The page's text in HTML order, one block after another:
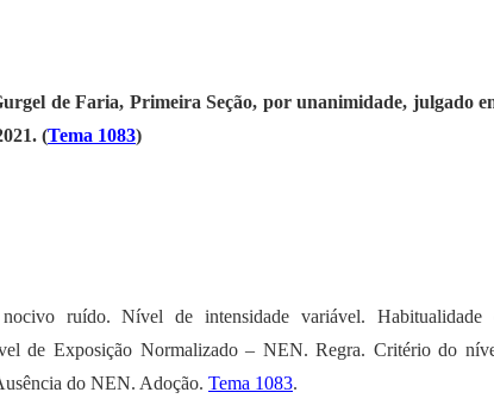
de Faria, Primeira Seção, por unanimidade, julgado
(Tema 1083)
nocivo ruído. Nível de intensidade variável. Habitualidade
de Exposição Normalizado – NEN. Regra. Critério do
do NEN. Adoção. Tema 1083.